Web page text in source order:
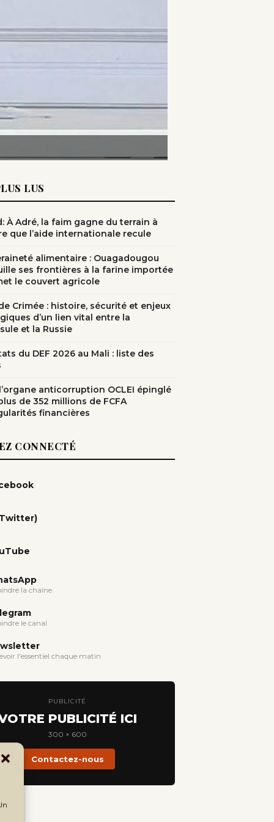
LUS
À Adré, la faim gagne du terrain à
que l’aide internationale recule
alimentaire : Ouagadougou
ses frontières à la farine importée
le couvert agricole
Crimée : histoire, sécurité et enjeux
d’un lien vital entre la
et la Russie
du DEF 2026 au Mali : liste des
anticorruption OCLEI épinglé
de 352 millions de FCFA
financières
CONNECTÉ
la chaîne
le canal
l'essentiel chaque matin
PUBLICITÉ
PUBLICITÉ ICI
300 × 600
Contactez-nous